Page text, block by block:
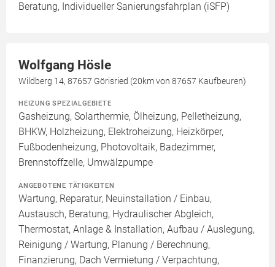
Beratung, Individueller Sanierungsfahrplan (iSFP)
Wolfgang Hösle
Wildberg 14, 87657 Görisried (20km von 87657 Kaufbeuren)
HEIZUNG SPEZIALGEBIETE
Gasheizung, Solarthermie, Ölheizung, Pelletheizung,
BHKW, Holzheizung, Elektroheizung, Heizkörper,
Fußbodenheizung, Photovoltaik, Badezimmer,
Brennstoffzelle, Umwälzpumpe
ANGEBOTENE TÄTIGKEITEN
Wartung, Reparatur, Neuinstallation / Einbau,
Austausch, Beratung, Hydraulischer Abgleich,
Thermostat, Anlage & Installation, Aufbau / Auslegung,
Reinigung / Wartung, Planung / Berechnung,
Finanzierung, Dach Vermietung / Verpachtung,